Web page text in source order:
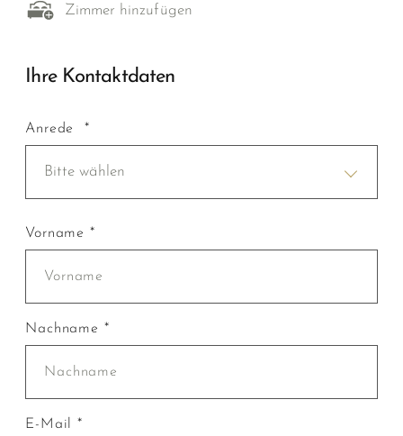
Zimmer hinzufügen
Ihre Kontaktdaten
Anrede *
Bitte wählen
Vorname *
Nachname *
E-Mail *